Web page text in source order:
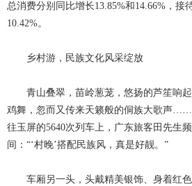
总消费分别同比增长13.85%和14.66%，接
10.42%。
乡村游，民族文化风采绽放
青山叠翠，苗岭葱茏，悠扬的芦笙响
鸡舞，忽而又传来天籁般的侗族大歌声……
往玉屏的5640次列车上，广东旅客田先生
间：“‘村晚’搭配民族风，真是好靓。”
车厢另一头，头戴精美银饰、身着红